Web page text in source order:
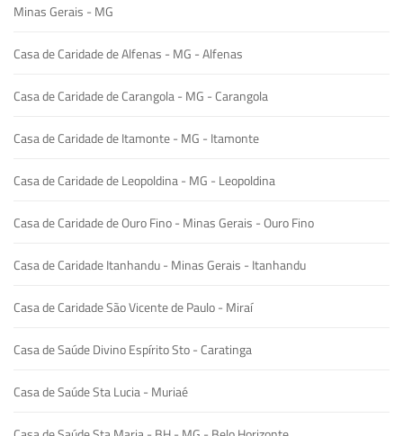
Minas Gerais - MG
Casa de Caridade de Alfenas - MG - Alfenas
Casa de Caridade de Carangola - MG - Carangola
Casa de Caridade de Itamonte - MG - Itamonte
Casa de Caridade de Leopoldina - MG - Leopoldina
Casa de Caridade de Ouro Fino - Minas Gerais - Ouro Fino
Casa de Caridade Itanhandu - Minas Gerais - Itanhandu
Casa de Caridade São Vicente de Paulo - Miraí
Casa de Saúde Divino Espírito Sto - Caratinga
Casa de Saúde Sta Lucia - Muriaé